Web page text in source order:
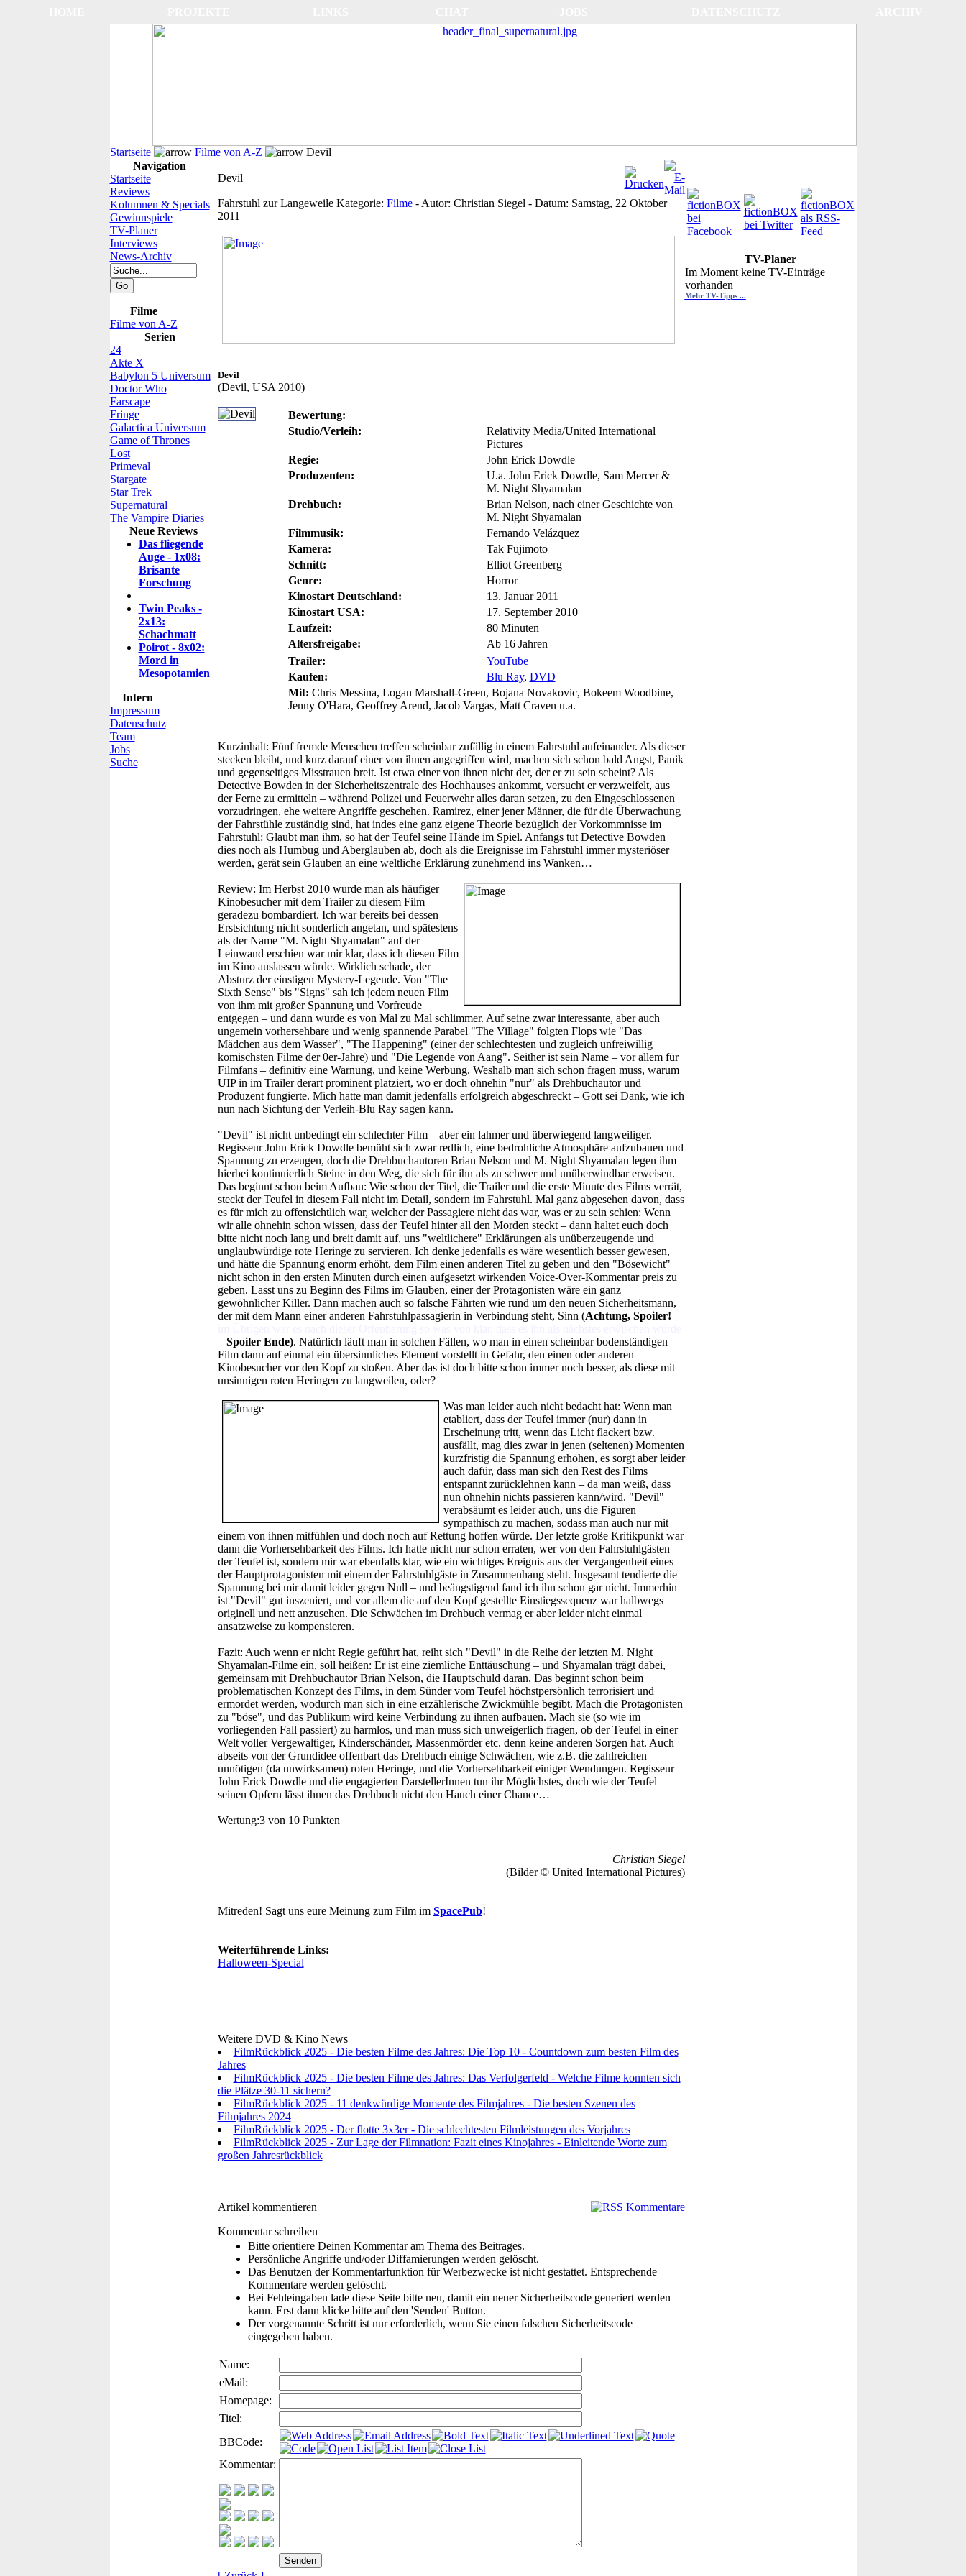
Startseite Filme von A-Z
Devil
Navigation
Startseite
Reviews
Kolumnen & Specials
Gewinnspiele
TV-Planer
Interviews
News-Archiv
Filme
Filme von A-Z
Serien
24
Akte X
Babylon 5 Universum
Doctor Who
Farscape
Fringe
Galactica Universum
Game of Thrones
Lost
Primeval
Stargate
Star Trek
Supernatural
The Vampire Diaries
Neue Reviews
Das fliegende
Auge - 1x08:
Brisante
Forschung
Twin Peaks -
2x13:
Schachmatt
Poirot - 8x02:
Mord in
Mesopotamien
Intern
Impressum
Datenschutz
Team
Jobs
Suche
Devil
Fahrstuhl zur Langeweile Kategorie: Filme- Autor: Christian Siegel - Datum: Samstag, 22 Oktober
2011
Devil
(Devil, USA 2010)
Bewertung:
Studio/Verleih:
Relativity Media/United International
Pictures
Regie:
John Erick Dowdle
Produzenten:
U.a. John Erick Dowdle, Sam Mercer &
M. Night Shyamalan
Drehbuch:
Brian Nelson, nach einer Geschichte von
M. Night Shyamalan
Filmmusik:
Fernando Velázquez
Kamera:
Tak Fujimoto
Schnitt:
Elliot Greenberg
Genre:
Horror
Kinostart Deutschland:
13. Januar 2011
Kinostart USA:
17. September 2010
Laufzeit:
80 Minuten
Altersfreigabe:
Ab 16 Jahren
Trailer:
YouTube
Kaufen:
Blu Ray, DVD
Mit: Chris Messina, Logan Marshall-Green, Bojana Novakovic, Bokeem Woodbine,
Jenny O'Hara, Geoffrey Arend, Jacob Vargas, Matt Craven u.a.
Kurzinhalt: Fünf fremde Menschen treffen scheinbar zufällig in einem Fahrstuhl aufeinander. Als dieser
stecken bleibt, und kurz darauf einer von ihnen angegriffen wird, machen sich schon bald Angst, Panik
und gegenseitiges Misstrauen breit. Ist etwa einer von ihnen nicht der, der er zu sein scheint? Als
Detective Bowden in der Sicherheitszentrale des Hochhauses ankommt, versucht er verzweifelt, aus
der Ferne zu ermitteln – während Polizei und Feuerwehr alles daran setzen, zu den Eingeschlossenen
vorzudringen, ehe weitere Angriffe geschehen. Ramirez, einer jener Männer, die für die Überwachung
der Fahrstühle zuständig sind, hat indes eine ganz eigene Theorie bezüglich der Vorkommnisse im
Fahrstuhl: Glaubt man ihm, so hat der Teufel seine Hände im Spiel. Anfangs tut Detective Bowden
dies noch als Humbug und Aberglauben ab, doch als die Ereignisse im Fahrstuhl immer mysteriöser
werden, gerät sein Glauben an eine weltliche Erklärung zunehmend ins Wanken…
Review: Im Herbst 2010 wurde man als häufiger
Kinobesucher mit dem Trailer zu diesem Film
geradezu bombardiert. Ich war bereits bei dessen
Erstsichtung nicht sonderlich angetan, und spätestens
als der Name "M. Night Shyamalan" auf der
Leinwand erschien war mir klar, dass ich diesen Film
im Kino auslassen würde. Wirklich schade, der
Absturz der einstigen Mystery-Legende. Von "The
Sixth Sense" bis "Signs" sah ich jedem neuen Film
von ihm mit großer Spannung und Vorfreude
entgegen – und dann wurde es von Mal zu Mal schlimmer. Auf seine zwar interessante, aber auch
ungemein vorhersehbare und wenig spannende Parabel "The Village" folgten Flops wie "Das
Mädchen aus dem Wasser", "The Happening" (einer der schlechtesten und zugleich unfreiwillig
komischsten Filme der 0er-Jahre) und "Die Legende von Aang". Seither ist sein Name – vor allem für
Filmfans – definitiv eine Warnung, und keine Werbung. Weshalb man sich schon fragen muss, warum
UIP in im Trailer derart prominent platziert, wo er doch ohnehin "nur" als Drehbuchautor und
Produzent fungierte. Mich hatte man damit jedenfalls erfolgreich abgeschreckt – Gott sei Dank, wie ich
nun nach Sichtung der Verleih-Blu Ray sagen kann.
"Devil" ist nicht unbedingt ein schlechter Film – aber ein lahmer und überwiegend langweiliger.
Regisseur John Erick Dowdle bemüht sich zwar redlich, eine bedrohliche Atmosphäre aufzubauen und
Spannung zu erzeugen, doch die Drehbuchautoren Brian Nelson und M. Night Shyamalan legen ihm
hierbei kontinuierlich Steine in den Weg, die sich für ihn als zu schwer und unüberwindbar erweisen.
Das beginnt schon beim Aufbau: Wie schon der Titel, die Trailer und die erste Minute des Films verrät,
steckt der Teufel in diesem Fall nicht im Detail, sondern im Fahrstuhl. Mal ganz abgesehen davon, dass
es für mich zu offensichtlich war, welcher der Passagiere nicht das war, was er zu sein schien: Wenn
wir alle ohnehin schon wissen, dass der Teufel hinter all den Morden steckt – dann haltet euch doch
bitte nicht noch lang und breit damit auf, uns "weltlichere" Erklärungen als unüberzeugende und
unglaubwürdige rote Heringe zu servieren. Ich denke jedenfalls es wäre wesentlich besser gewesen,
und hätte die Spannung enorm erhöht, dem Film einen anderen Titel zu geben und den "Bösewicht"
nicht schon in den ersten Minuten durch einen aufgesetzt wirkenden Voice-Over-Kommentar preis zu
geben. Lasst uns zu Beginn des Films im Glauben, einer der Protagonisten wäre ein ganz
gewöhnlicher Killer. Dann machen auch so falsche Fährten wie rund um den neuen Sicherheitsmann,
der mit dem Mann einer anderen Fahrstuhlpassagierin in Verbindung steht, Sinn (Achtung, Spoiler! –
– Spoiler Ende). Natürlich läuft man in solchen Fällen, wo man in einen scheinbar bodenständigen
Film dann auf einmal ein übersinnliches Element vorstellt in Gefahr, den einen oder anderen
Kinobesucher vor den Kopf zu stoßen. Aber das ist doch bitte schon immer noch besser, als diese mit
unsinnigen roten Heringen zu langweilen, oder?
Was man leider auch nicht bedacht hat: Wenn man
etabliert, dass der Teufel immer (nur) dann in
Erscheinung tritt, wenn das Licht flackert bzw.
ausfällt, mag dies zwar in jenen (seltenen) Momenten
kurzfristig die Spannung erhöhen, es sorgt aber leider
auch dafür, dass man sich den Rest des Films
entspannt zurücklehnen kann – da man weiß, dass
nun ohnehin nichts passieren kann/wird. "Devil"
verabsäumt es leider auch, uns die Figuren
sympathisch zu machen, sodass man auch nur mit
einem von ihnen mitfühlen und doch noch auf Rettung hoffen würde. Der letzte große Kritikpunkt war
dann die Vorhersehbarkeit des Films. Ich hatte nicht nur schon erraten, wer von den Fahrstuhlgästen
der Teufel ist, sondern mir war ebenfalls klar, wie ein wichtiges Ereignis aus der Vergangenheit eines
der Hauptprotagonisten mit einem der Fahrstuhlgäste in Zusammenhang steht. Insgesamt tendierte die
Spannung bei mir damit leider gegen Null – und beängstigend fand ich ihn schon gar nicht. Immerhin
ist "Devil" gut inszeniert, und vor allem die auf den Kopf gestellte Einstiegssequenz war halbwegs
originell und nett anzusehen. Die Schwächen im Drehbuch vermag er aber leider nicht einmal
ansatzweise zu kompensieren.
Fazit: Auch wenn er nicht Regie geführt hat, reiht sich "Devil" in die Reihe der letzten M. Night
Shyamalan-Filme ein, soll heißen: Er ist eine ziemliche Enttäuschung – und Shyamalan trägt dabei,
gemeinsam mit Drehbuchautor Brian Nelson, die Hauptschuld daran. Das beginnt schon beim
problematischen Konzept des Films, in dem Sünder vom Teufel höchstpersönlich terrorisiert und
ermordet werden, wodurch man sich in eine erzählerische Zwickmühle begibt. Mach die Protagonisten
zu "böse", und das Publikum wird keine Verbindung zu ihnen aufbauen. Mach sie (so wie im
vorliegenden Fall passiert) zu harmlos, und man muss sich unweigerlich fragen, ob der Teufel in einer
Welt voller Vergewaltiger, Kinderschänder, Massenmörder etc. denn keine anderen Sorgen hat. Auch
abseits von der Grundidee offenbart das Drehbuch einige Schwächen, wie z.B. die zahlreichen
unnötigen (da unwirksamen) roten Heringe, und die Vorhersehbarkeit einiger Wendungen. Regisseur
John Erick Dowdle und die engagierten DarstellerInnen tun ihr Möglichstes, doch wie der Teufel
seinen Opfern lässt ihnen das Drehbuch nicht den Hauch einer Chance…
Wertung:3 von 10 Punkten
Christian Siegel
(Bilder © United International Pictures)
Mitreden! Sagt uns eure Meinung zum Film im SpacePub!
Weiterführende Links:
Halloween-Special
Weitere DVD & Kino News
FilmRückblick 2025 - Die besten Filme des Jahres: Die Top 10 - Countdown zum besten Film des
Jahres
FilmRückblick 2025 - Die besten Filme des Jahres: Das Verfolgerfeld - Welche Filme konnten sich
die Plätze 30-11 sichern?
FilmRückblick 2025 - 11 denkwürdige Momente des Filmjahres - Die besten Szenen des
Filmjahres 2024
FilmRückblick 2025 - Der flotte 3x3er - Die schlechtesten Filmleistungen des Vorjahres
FilmRückblick 2025 - Zur Lage der Filmnation: Fazit eines Kinojahres - Einleitende Worte zum
großen Jahresrückblick
Artikel kommentieren
Kommentar schreiben
Bitte orientiere Deinen Kommentar am Thema des Beitrages.
Persönliche Angriffe und/oder Diffamierungen werden gelöscht.
Das Benutzen der Kommentarfunktion für Werbezwecke ist nicht gestattet. Entsprechende
Kommentare werden gelöscht.
Bei Fehleingaben lade diese Seite bitte neu, damit ein neuer Sicherheitscode generiert werden
kann. Erst dann klicke bitte auf den 'Senden' Button.
Der vorgenannte Schritt ist nur erforderlich, wenn Sie einen falschen Sicherheitscode
eingegeben haben.
Name:
eMail:
Homepage:
Titel:
BBCode:
Kommentar:
TV-Planer
Im Moment keine TV-Einträge
vorhanden
Mehr TV-Tipps ...